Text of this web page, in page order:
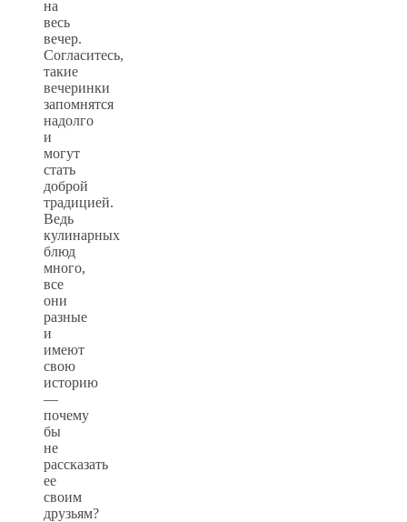
на
весь
вечер.
Согласитесь,
такие
вечеринки
запомнятся
надолго
и
могут
стать
доброй
традицией.
Ведь
кулинарных
блюд
много,
все
они
разные
и
имеют
свою
историю
—
почему
бы
не
рассказать
ее
своим
друзьям?